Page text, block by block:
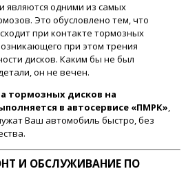
являются одними из самых
Это обусловлено тем, что
при контакте тормозных
при этом трения
дисков. Каким бы не был
он не вечен.
тормозных дисков на
в автосервисе «ПМРК»,
Ваш автомобиль быстро, без
И ОБСЛУЖИВАНИЕ ПО